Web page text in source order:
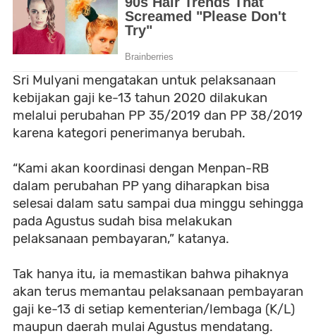
Sri Mulyani mengatakan untuk pelaksanaan
kebijakan gaji ke-13 tahun 2020 dilakukan
melalui perubahan PP 35/2019 dan PP 38/2019
karena kategori penerimanya berubah.
“Kami akan koordinasi dengan Menpan-RB
dalam perubahan PP yang diharapkan bisa
selesai dalam satu sampai dua minggu sehingga
pada Agustus sudah bisa melakukan
pelaksanaan pembayaran,” katanya.
Tak hanya itu, ia memastikan bahwa pihaknya
akan terus memantau pelaksanaan pembayaran
gaji ke-13 di setiap kementerian/lembaga (K/L)
maupun daerah mulai Agustus mendatang.